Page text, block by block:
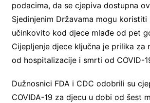
podacima, da se cjepiva dostupna
Sjedinjenim Državama mogu koristiti
učinkovito kod djece mlađe od pet
Cijepljenje djece ključna je prilika za
od hospitalizacije i smrti od COVID-
Dužnosnici FDA i CDC odobrili su
COVIDA-19 za djecu u dobi od šest